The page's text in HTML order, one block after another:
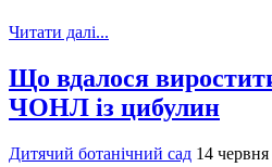
Читати далі...
Що вдалося
ЧОНЛ із цибулин
Дитячий ботанічний сад 14